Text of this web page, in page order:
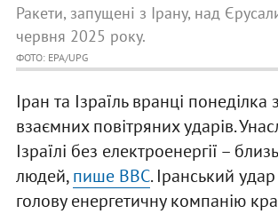
Ракети, запущені з Ірану, над
червня 2025 року.
ФОТО: EPA/UPG
Іран та Ізраїль вранці понеділка
взаємних повітряних ударів.
Ізраїлі без електроенергії –
людей,пише BBC. Іранський
голову енергетичну компанію